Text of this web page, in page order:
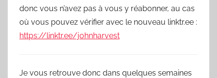
donc vous n’avez pas à vous y réabonner, au cas
où vous pouvez vérifier avec le nouveau linktr.ee :
https://linktr.ee/johnharvest
Je vous retrouve donc dans quelques semaines